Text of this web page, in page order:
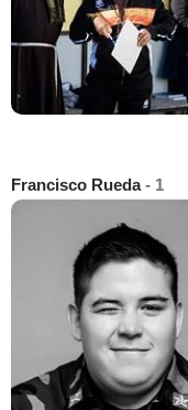
Francisco Rueda- 1